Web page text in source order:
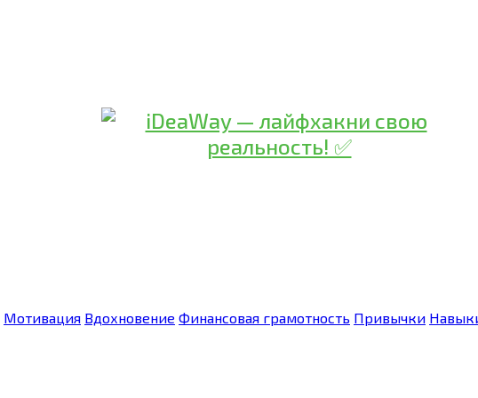
Мотивация Вдохновение Финансовая грамотность Привычки